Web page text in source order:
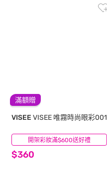
滿額贈
開架彩妝滿$600送好禮
VISEE VISEE 唯霧時尚眼彩001
$360
(0)